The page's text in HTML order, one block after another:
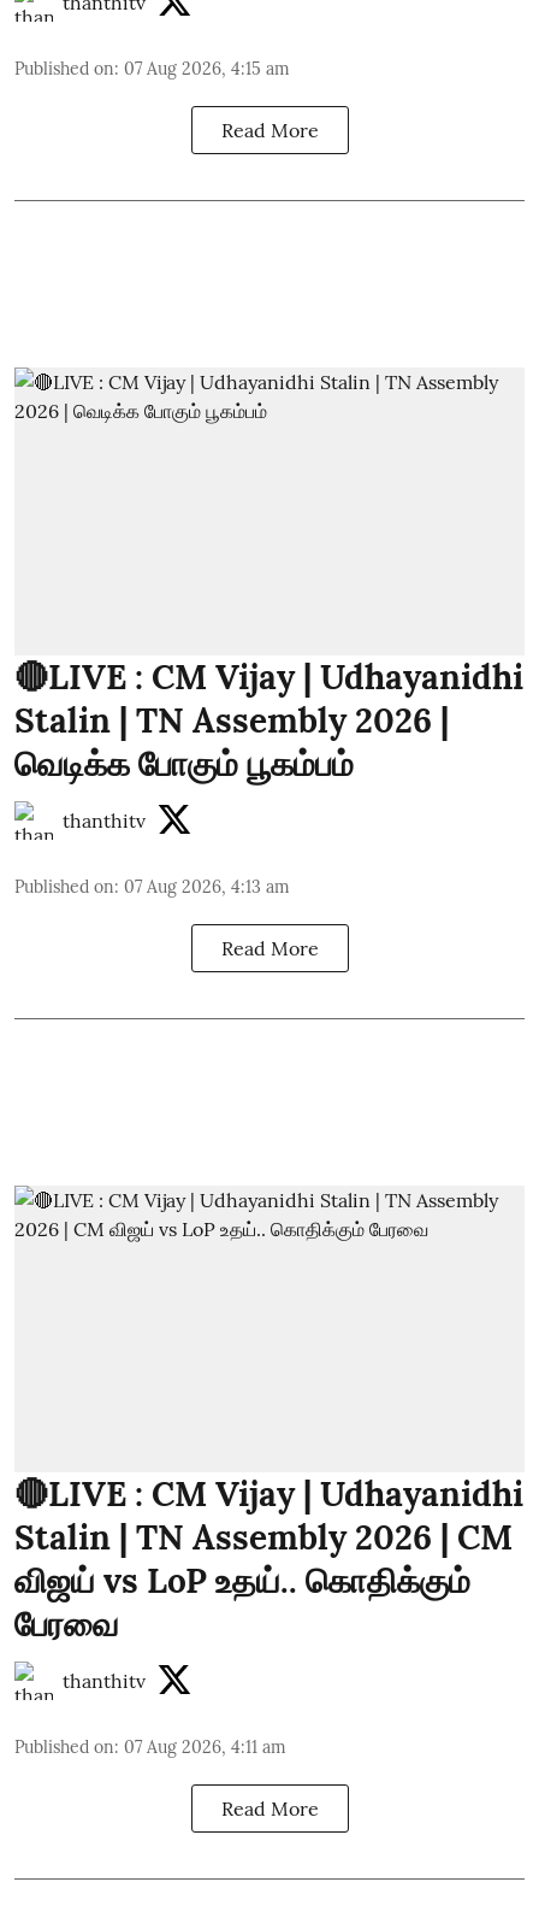
Published on: 07 Aug 2026, 4:15 am
Read More
🔴LIVE : CM Vijay | Udhayanidhi
Stalin | TN Assembly 2026 |
வெடிக்க போகும் பூகம்பம்
thanthitv
Published on: 07 Aug 2026, 4:13 am
Read More
🔴LIVE : CM Vijay | Udhayanidhi
Stalin | TN Assembly 2026 | CM
விஜய் vs LoP உதய்.. கொதிக்கும்
பேரவை
thanthitv
Published on: 07 Aug 2026, 4:11 am
Read More